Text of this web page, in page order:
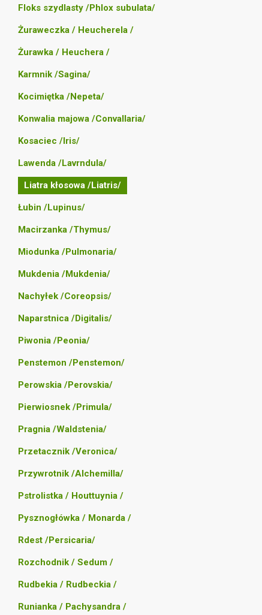
Floks szydlasty /Phlox subulata/
Żuraweczka / Heucherela /
Żurawka / Heuchera /
Karmnik /Sagina/
Kocimiętka /Nepeta/
Konwalia majowa /Convallaria/
Kosaciec /Iris/
Lawenda /Lavrndula/
Liatra kłosowa /Liatris/
Łubin /Lupinus/
Macirzanka /Thymus/
Miodunka /Pulmonaria/
Mukdenia /Mukdenia/
Nachyłek /Coreopsis/
Naparstnica /Digitalis/
Piwonia /Peonia/
Penstemon /Penstemon/
Perowskia /Perovskia/
Pierwiosnek /Primula/
Pragnia /Waldstenia/
Przetacznik /Veronica/
Przywrotnik /Alchemilla/
Pstrolistka / Houttuynia /
Pysznogłówka / Monarda /
Rdest /Persicaria/
Rozchodnik / Sedum /
Rudbekia / Rudbeckia /
Runianka / Pachysandra /